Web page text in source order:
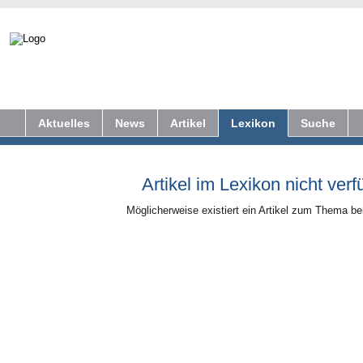
Aktuelles News Artikel Lexikon Suche
Artikel im Lexikon nicht
Möglicherweise existiert ein Artikel zum Thema